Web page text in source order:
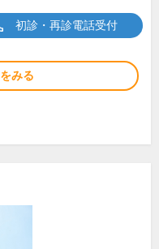
初診・再診電話受付
みる